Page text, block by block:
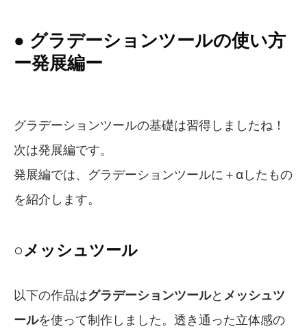
● グラデーションツールの使い方
ー発展編ー
グラデーションツールの基礎は習得しましたね！
次は発展編です。
発展編では、グラデーションツールに＋αしたもの
を紹介します。
○メッシュツール
以下の作品はグラデーションツールと メッシュツ
ールを使って制作しました。透き通った立体感の